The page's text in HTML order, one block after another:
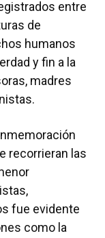
entre
de
humanos
y fin a la
madres
recorrieran las
fue evidente
como la